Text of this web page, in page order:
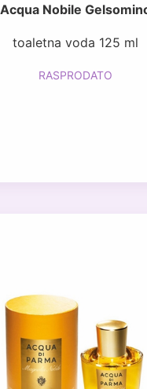
Acqua Nobile
toaletna voda 125 ml
RASPRODATO